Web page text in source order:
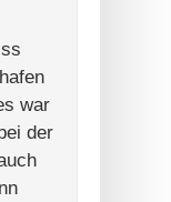
war
der